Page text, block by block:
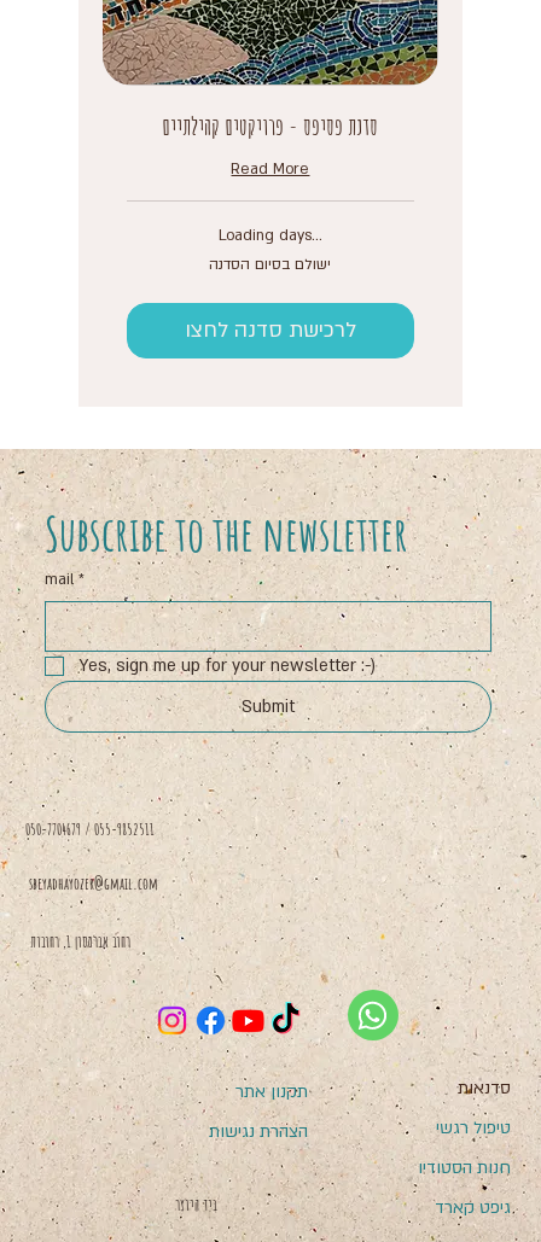
סדנת פסיפס - פרויקטים קהילתיים
Read More
Loading days...
ישולם בסיום הסדנה
לרכישת סדנה לחצו
Subscribe to the newsletter
mail *
Yes, sign me up for your newsletter :-)
Submit
050-7704679 / 055-9852511
sbeyadhayozer@gmail.com
רחוב אברמסון 1, רחובות
סדנאות
טיפול רגשי
חנות הסטודיו
גיפט קארד
בְּיַד הַיּוֹצֵר
תקנון אתר
הצהרת נגישות